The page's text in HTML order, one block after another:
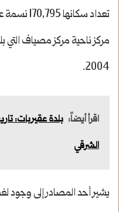
2004.
اقرأ أيضاً: بلدة عقيربات:
الشرقي
يشير أحد المصادر إلى وجود